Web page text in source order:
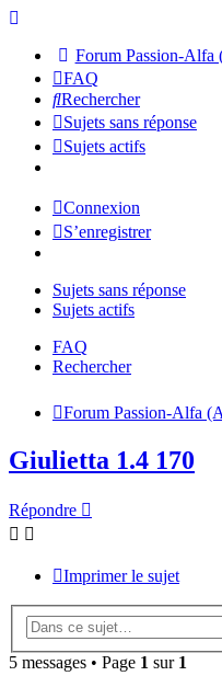
Forum Passion-Alfa
FAQ
Rechercher
Sujets sans réponse
Sujets actifs
Connexion
S’enregistrer
Sujets sans réponse
Sujets actifs
FAQ
Rechercher
Forum Passion-Alfa
Giulietta 1.4 170
Répondre
Imprimer le sujet
5 messages • Page 1 sur 1